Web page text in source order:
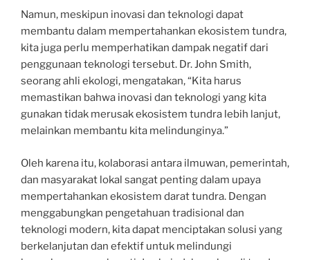
Namun, meskipun inovasi dan teknologi dapat
membantu dalam mempertahankan ekosistem tundra,
kita juga perlu memperhatikan dampak negatif dari
penggunaan teknologi tersebut. Dr. John Smith,
seorang ahli ekologi, mengatakan, “Kita harus
memastikan bahwa inovasi dan teknologi yang kita
gunakan tidak merusak ekosistem tundra lebih lanjut,
melainkan membantu kita melindunginya.”
Oleh karena itu, kolaborasi antara ilmuwan, pemerintah,
dan masyarakat lokal sangat penting dalam upaya
mempertahankan ekosistem darat tundra. Dengan
menggabungkan pengetahuan tradisional dan
teknologi modern, kita dapat menciptakan solusi yang
berkelanjutan dan efektif untuk melindungi